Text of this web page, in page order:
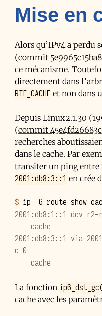
Mise en
Alors qu’IPv4 a perdu
(commit 5e9965c15ba8
ce mécanisme.
directement dans
RTF_CACHE et non dans
Depuis Linux 2.1.30
(commit 45e4fd26683c
recherches
dans le cache. Par
transiter un ping entre
2001:db8:3::1 en crée
$ ip -6 route show
2001:db8:1::1 dev
    cache
2001:db8:3::1 via
c 0
    cache
La fonction
cache avec les